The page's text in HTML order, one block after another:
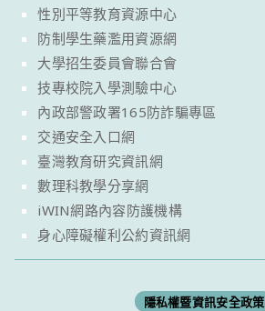
性別平等教育資源中心
防制學生藥濫用資源網
大學招生委員會聯合會
技專校院入學測驗中心
內政部警政署165防詐騙專區
交通安全入口網
臺灣教育研究資訊網
數理科教學分享網
iWIN網路內容防護機構
身心障礙權利公約資訊網
隱私權暨資訊安全政策